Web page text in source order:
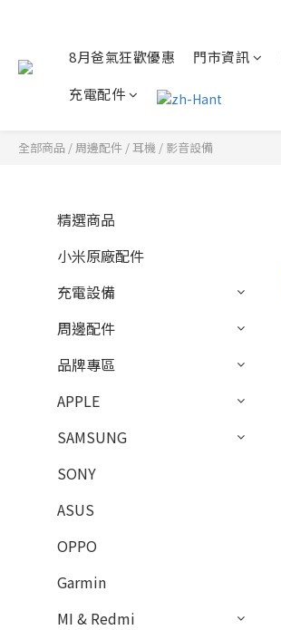
8月爸氣狂歡優惠 門市資訊
充電配件
全部商品 / 周邊配件 /耳機 / 影音設備
精選商品
小米原廠配件
充電設備
周邊配件
品牌專區
APPLE
SAMSUNG
SONY
ASUS
OPPO
Garmin
MI & Redmi